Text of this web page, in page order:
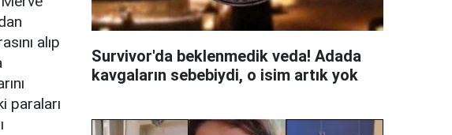
alıp
paraları
Survivor'da beklenmedik veda! Adada
kavgaların sebebiydi, o isim artık yok